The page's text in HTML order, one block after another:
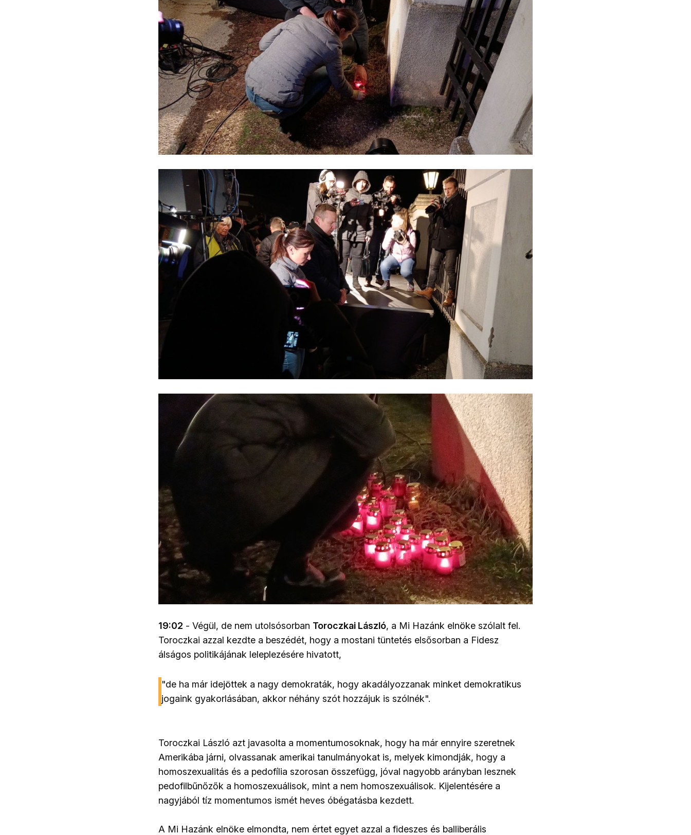
19:02 - Végül, de nem utolsósorban Toroczkai László, a Mi Hazánk elnöke szólalt fel.
Toroczkai azzal kezdte a beszédét, hogy a mostani tüntetés elsősorban a Fidesz
álságos politikájának leleplezésére hivatott,
"de ha már idejöttek a nagy demokraták, hogy akadályozzanak minket demokratikus
jogaink gyakorlásában, akkor néhány szót hozzájuk is szólnék".
Toroczkai László azt javasolta a momentumosoknak, hogy ha már ennyire szeretnek
Amerikába járni, olvassanak amerikai tanulmányokat is, melyek kimondják, hogy a
homoszexualitás és a pedofília szorosan összefügg, jóval nagyobb arányban lesznek
pedofilbűnőzők a homoszexuálisok, mint a nem homoszexuálisok. Kijelentésére a
nagyjából tíz momentumos ismét heves óbégatásba kezdett.
A Mi Hazánk elnöke elmondta, nem értet egyet azzal a fideszes és balliberális